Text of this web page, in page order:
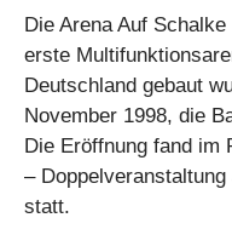
Die Arena Auf
erste
Deutschland gebaut
November 1998, die
Die Eröffnung fand im
–
statt.